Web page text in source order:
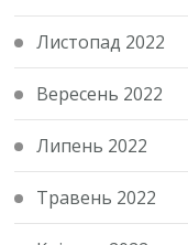
Листопад 2022
Вересень 2022
Липень 2022
Травень 2022